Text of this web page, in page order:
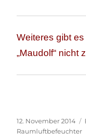
Weiteres gibt
„Maudolf“ nicht
Veröffentlicht
am
12. November 2014
Raumluftbefeuchter